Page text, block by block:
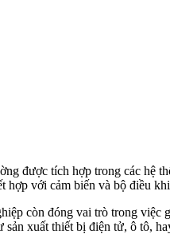
được tích hợp trong các hệ
hợp với cảm biến và bộ điều
còn đóng vai trò trong
xuất thiết bị điện tử, ô tô,